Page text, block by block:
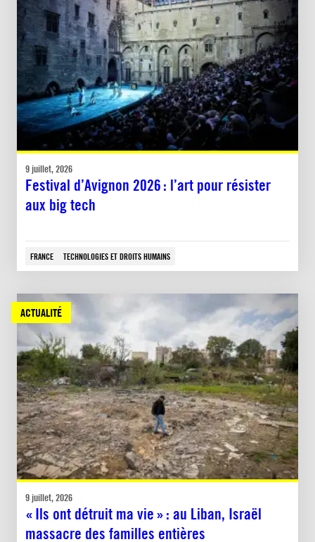
9 juillet, 2026
Festival d’Avignon 2026 : l’art pour résister
aux big tech
FRANCE TECHNOLOGIES ET DROITS HUMAINS
ACTUALITÉ
9 juillet, 2026
« Ils ont détruit ma vie » : au Liban, Israël
massacre des familles entières